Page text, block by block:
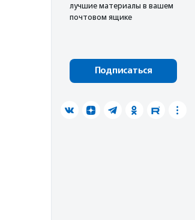
лучшие материалы в вашем
почтовом ящике
Подписаться